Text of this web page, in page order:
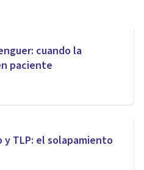
cuando la
paciente
y TLP: el solapamiento